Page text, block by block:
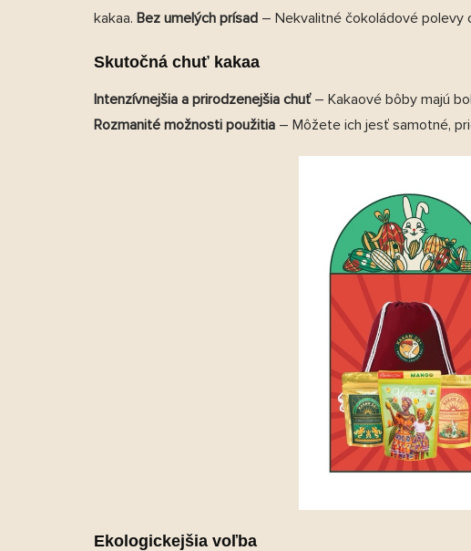
kakaa. Bez umelých prísad – Nekvalitné čokoládové polevy
Skutočná chuť kakaa
Intenzívnejšia a prirodzenejšia chuť– Kakaové bôby majú
Rozmanité možnosti použitia – Môžete ich jesť samotné,
Ekologickejšia voľba